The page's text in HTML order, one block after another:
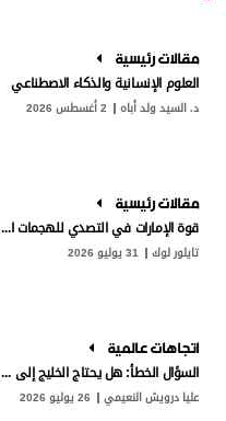
مقالات رئيسية
العلوم الإنسانية والذكاء الاصطناعي
د. السيد ولد أباه 2 أغسطس 2026
مقالات رئيسية
قوة الإمارات في التصدي للهجمات الإيرانية
تايلور لوك 31 يوليو 2026
اتجاهات عالمية
السؤال الخطأ: هل يحتاج الخليج إلى «ناتو»؟
عليا درويش النعيمي 26 يوليو 2026